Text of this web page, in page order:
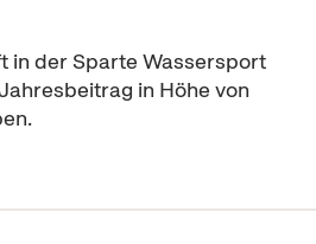
in der Sparte Wassersport
in Höhe von